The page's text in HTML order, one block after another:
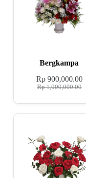
Bergkampa
Rp1,000,000.00
Rp900,000.00